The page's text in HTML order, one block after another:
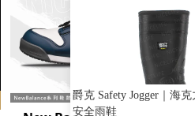
2026 © 千臆創新數
爵克 Safety Jogger｜海
安全雨鞋